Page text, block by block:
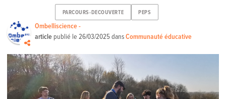
PARCOURS-DECOUVERTE PEPS
Ombelliscience -
article publié le26/03/2025dansCommunauté éducative